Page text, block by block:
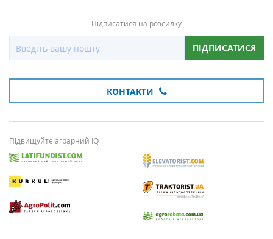
Підписатися на розсилку
ПІДПИСАТИСЯ
КОНТАКТИ
Підвищуйте аграрний IQ